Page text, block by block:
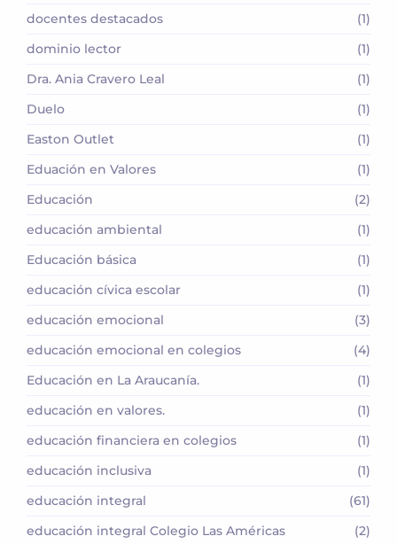
docentes destacados
(1)
dominio lector
(1)
Dra. Ania Cravero Leal
(1)
Duelo
(1)
Easton Outlet
(1)
Eduación en Valores
(1)
Educación
(2)
educación ambiental
(1)
Educación básica
(1)
educación cívica escolar
(1)
educación emocional
(3)
educación emocional en colegios
(4)
Educación en La Araucanía.
(1)
educación en valores.
(1)
educación financiera en colegios
(1)
educación inclusiva
(1)
educación integral
(61)
educación integral Colegio Las Américas
(2)